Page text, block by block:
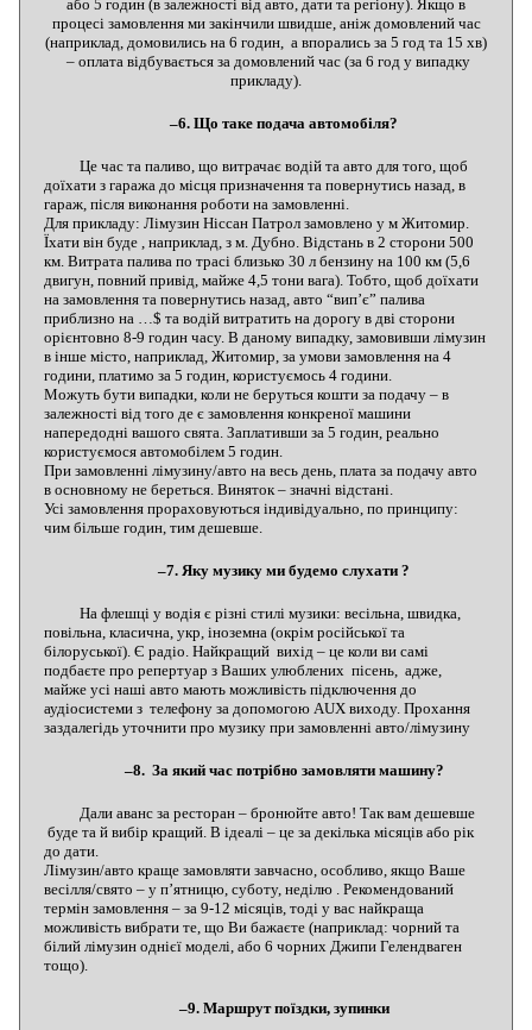
або 5 годин (в залежності від авто, дати та регіону). Якщо в
процесі замовлення ми закінчили швидше, аніж домовлений час
(наприклад, домовились на 6 годин, а впорались за 5 год та 15 хв)
– оплата відбувається за домовлений час (за 6 год у випадку
прикладу).
–6. Що таке подача автомобіля?
Це час та паливо, що витрачає водій та авто для того, щоб
доїхати з гаража до місця призначення та повернутись назад, в
гараж, після виконання роботи на замовленні.
Для прикладу: Лімузин Ніссан Патрол замовлено у м Житомир.
Їхати він буде , наприклад, з м. Дубно. Відстань в 2 сторони 500
км. Витрата палива по трасі близько 30 л бензину на 100 км (5,6
двигун, повний привід, майже 4,5 тони вага). Тобто, щоб доїхати
на замовлення та повернутись назад, авто “вип’є” палива
приблизно на …$ та водій витратить на дорогу в дві сторони
орієнтовно 8-9 годин часу. В даному випадку, замовивши лімузин
в інше місто, наприклад, Житомир, за умови замовлення на 4
години, платимо за 5 годин, користуємось 4 години.
Можуть бути випадки, коли не беруться кошти за подачу – в
залежності від того де є замовлення конкреної машини
напередодні вашого свята. Заплативши за 5 годин, реально
користуємося автомобілем 5 годин.
При замовленні лімузину/авто на весь день, плата за подачу авто
в основному не береться. Виняток – значні відстані.
Усі замовлення прораховуються індивідуально, по принципу:
чим більше годин, тим дешевше.
–7. Яку музику ми будемо слухати ?
На флешці у водія є різні стилі музики: весільна, швидка,
повільна, класична, укр, іноземна (окрім російської та
білоруської). Є радіо. Найкращий вихід – це коли ви самі
подбаєте про репертуар з Ваших улюблених пісень, адже,
майже усі наші авто мають можливість підключення до
аудіосистеми з телефону за допомогою AUX виходу. Прохання
заздалегідь уточнити про музику при замовленні авто/лімузину
–8. За який час потрібно замовляти машину?
Дали аванс за ресторан – бронюйте авто! Так вам дешевше
буде та й вибір кращий. В ідеалі – це за декілька місяців або рік
до дати.
Лімузин/авто краще замовляти завчасно, особливо, якщо Ваше
весілля/свято – у п’ятницю, суботу, неділю . Рекомендований
термін замовлення – за 9-12 місяців, тоді у вас найкраща
можливість вибрати те, що Ви бажаєте (наприклад: чорний та
білий лімузин однієї моделі, або 6 чорних Джипи Гелендваген
тощо).
–9. Маршрут поїздки, зупинки